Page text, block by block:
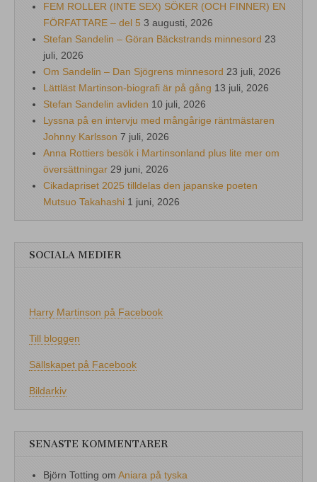
FEM ROLLER (INTE SEX) SÖKER (OCH FINNER) EN
FÖRFATTARE – del 5 3 augusti, 2026
Stefan Sandelin – Göran Bäckstrands minnesord 23
juli, 2026
Om Sandelin – Dan Sjögrens minnesord 23 juli, 2026
Lättläst Martinson-biografi är på gång 13 juli, 2026
Stefan Sandelin avliden 10 juli, 2026
Lyssna på en intervju med mångårige räntmästaren
Johnny Karlsson 7 juli, 2026
Anna Rottiers besök i Martinsonland plus lite mer om
översättningar 29 juni, 2026
Cikadapriset 2025 tilldelas den japanske poeten
Mutsuo Takahashi 1 juni, 2026
SOCIALA MEDIER
Harry Martinson på Facebook
Till bloggen
Sällskapet på Facebook
Bildarkiv
SENASTE KOMMENTARER
Björn Totting om Aniara på tyska